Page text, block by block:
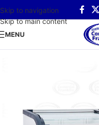
Skip to navigation
Skip to main content
MENU